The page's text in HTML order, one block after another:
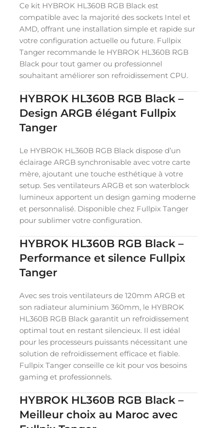
Ce kit HYBROK HL360B RGB Black est
compatible avec la majorité des sockets Intel et
AMD, offrant une installation simple et rapide sur
votre configuration actuelle ou future. Fullpix
Tanger recommande le HYBROK HL360B RGB
Black pour tout gamer ou professionnel
souhaitant améliorer son refroidissement CPU.
HYBROK HL360B RGB Black –
Design ARGB élégant Fullpix
Tanger
Le HYBROK HL360B RGB Black dispose d’un
éclairage ARGB synchronisable avec votre carte
mère, ajoutant une touche esthétique à votre
setup. Ses ventilateurs ARGB et son waterblock
lumineux apportent un design gaming moderne
et personnalisé. Disponible chez Fullpix Tanger
pour sublimer votre configuration.
HYBROK HL360B RGB Black –
Performance et silence Fullpix
Tanger
Avec ses trois ventilateurs de 120mm ARGB et
son radiateur aluminium 360mm, le HYBROK
HL360B RGB Black garantit un refroidissement
optimal tout en restant silencieux. Il est idéal
pour les processeurs puissants nécessitant une
solution de refroidissement efficace et fiable.
Fullpix Tanger conseille ce kit pour vos besoins
gaming et professionnels.
HYBROK HL360B RGB Black –
Meilleur choix au Maroc avec